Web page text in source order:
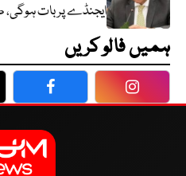
ایجنڈے پر بات
ہمیں فالو کریں
Facebook